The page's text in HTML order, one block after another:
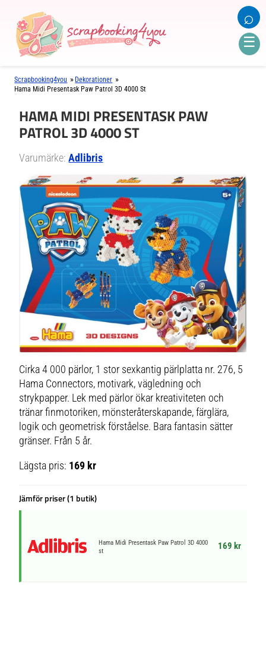
☰
⌕
Scrapbooking4you » Dekorationer »
Hama Midi Presentask Paw Patrol 3D 4000 St
HAMA MIDI PRESENTASK PAW
PATROL 3D 4000 ST
Varumärke:Adlibris
Cirka 4 000 pärlor, 1 stor sexkantig pärlplatta nr. 276, 5
Hama Connectors, motivark, vägledning och
strykpapper. Lek med pärlor ökar kreativiteten och
tränar finmotoriken, mönsteråterskapande, färglära,
logik och geometrisk förståelse. Bara fantasin sätter
gränser. Från 5 år.
Lägsta pris: 169 kr
Jämför priser (1 butik)
Hama Midi Presentask Paw Patrol 3D 4000
st
169 kr